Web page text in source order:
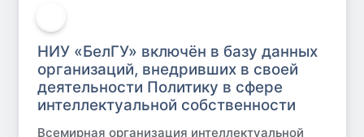
НИУ «БелГУ» включён в базу данных
организаций, внедривших в своей
деятельности Политику в сфере
интеллектуальной собственности
Всемирная организация интеллектуальной